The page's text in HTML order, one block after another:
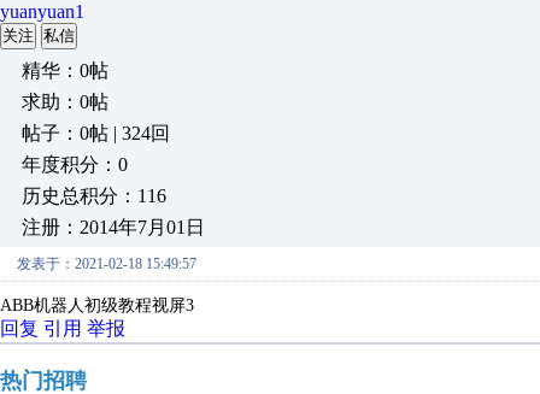
yuanyuan1
关注 私信
精华：0帖
求助：0帖
帖子：0帖 | 324回
年度积分：0
历史总积分：116
注册：2014年7月01日
发表于：2021-02-18 15:49:57
ABB机器人初级教程视屏3
回复 引用 举报
热门招聘